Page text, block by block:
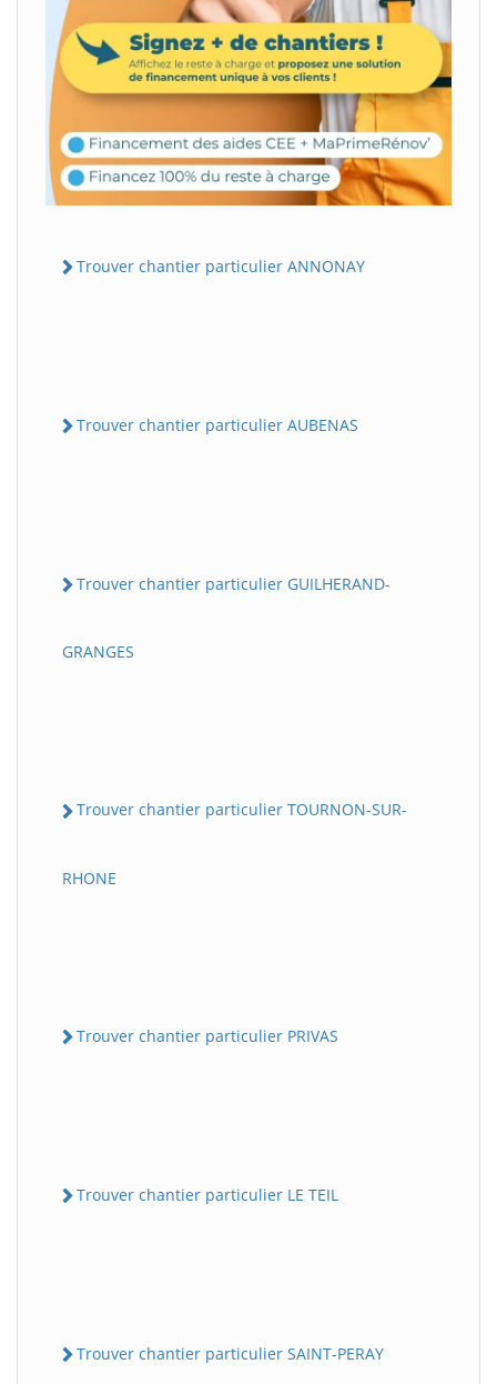
Trouver chantier particulier ANNONAY
Trouver chantier particulier AUBENAS
Trouver chantier particulier GUILHERAND-
GRANGES
Trouver chantier particulier TOURNON-SUR-
RHONE
Trouver chantier particulier PRIVAS
Trouver chantier particulier LE TEIL
Trouver chantier particulier SAINT-PERAY